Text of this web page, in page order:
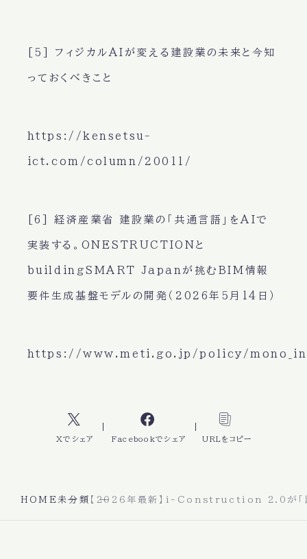
[5] フィジカルAIが変える建設業の未来と今知
っておくべきこと
https://kensetsu-
ict.com/column/20011/
[6] 経済産業省 建設業の「共通言語」をAIで
実装する。ONESTRUCTIONと
buildingSMART Japanが挑むBIM情報
要件生成基盤モデルの開発（2026年5月14日）
https://www.meti.go.jp/policy/
Xでシェア Facebookでシェア URLをコピー
HOME 未分類 【2026年最新】i-Construction 2.0が「躍